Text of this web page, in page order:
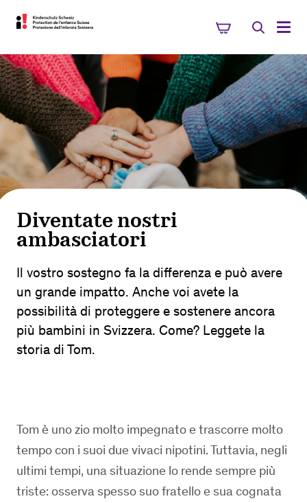
Diventate nostri
ambasciatori
Il vostro sostegno fa la differenza e può avere
un grande impatto. Anche voi avete la
possibilità di proteggere e sostenere ancora
più bambini in Svizzera. Come? Leggete la
storia di Tom.
Tom è uno zio molto impegnato e trascorre molto
tempo con i suoi due vivaci nipotini. Tuttavia, negli
ultimi tempi, una situazione lo rende sempre più
triste: osserva spesso suo fratello e sua cognata